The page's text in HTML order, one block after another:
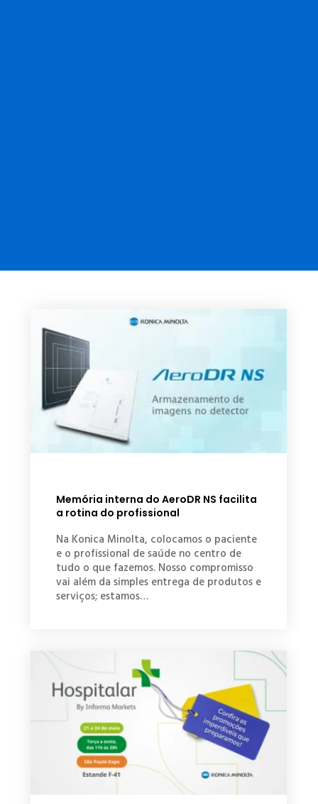
Memória interna do AeroDR NS facilita
a rotina do profissional
Na Konica Minolta, colocamos o paciente
e o profissional de saúde no centro de
tudo o que fazemos. Nosso compromisso
vai além da simples entrega de produtos e
serviços; estamos…